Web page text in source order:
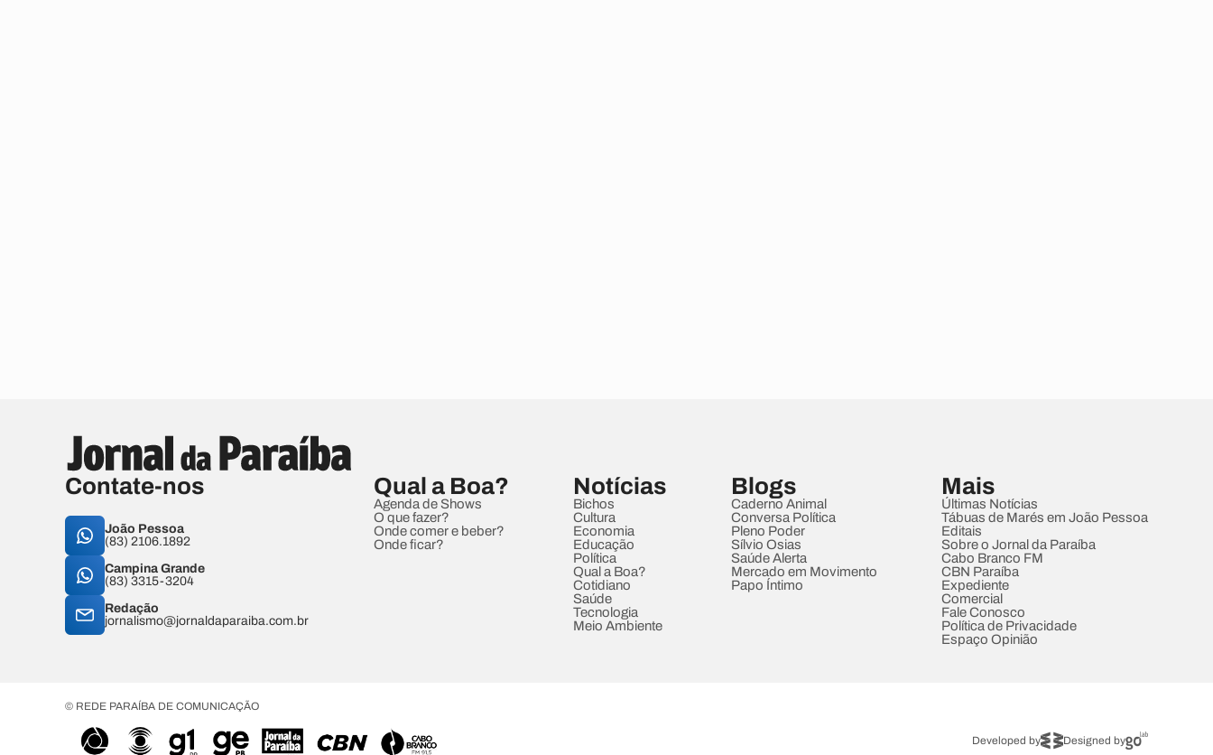
Contate-nos
João Pessoa
(83) 2106.1892
Campina Grande
(83) 3315-3204
Redação
jornalismo@jornaldaparaiba.com.br
Qual a Boa?
Agenda de Shows
O que fazer?
Onde comer e beber?
Onde ficar?
Notícias
Bichos
Cultura
Economia
Educação
Política
Qual a Boa?
Cotidiano
Saúde
Tecnologia
Meio Ambiente
Blogs
Caderno Animal
Conversa Política
Pleno Poder
Sílvio Osias
Saúde Alerta
Mercado em Movimento
Papo Íntimo
Mais
Últimas Notícias
Tábuas de Marés em João Pessoa
Editais
Sobre o Jornal da Paraíba
Cabo Branco FM
CBN Paraíba
Expediente
Comercial
Fale Conosco
Política de Privacidade
Espaço Opinião
© REDE PARAÍBA DE COMUNICAÇÃO
Developed by Designed by